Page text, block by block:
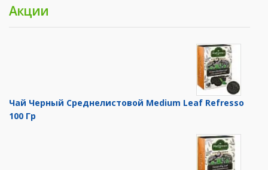
Акции
Чай Черный Среднелистовой Medium Leaf Refresso
100 Гр